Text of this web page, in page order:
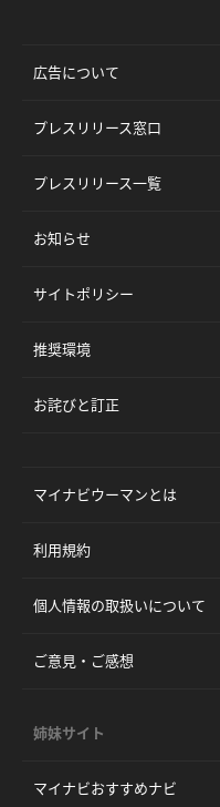
広告について
プレスリリース窓口
プレスリリース一覧
お知らせ
サイトポリシー
推奨環境
お詫びと訂正
マイナビウーマンとは
利用規約
個人情報の取扱いについて
ご意見・ご感想
姉妹サイト
マイナビおすすめナビ